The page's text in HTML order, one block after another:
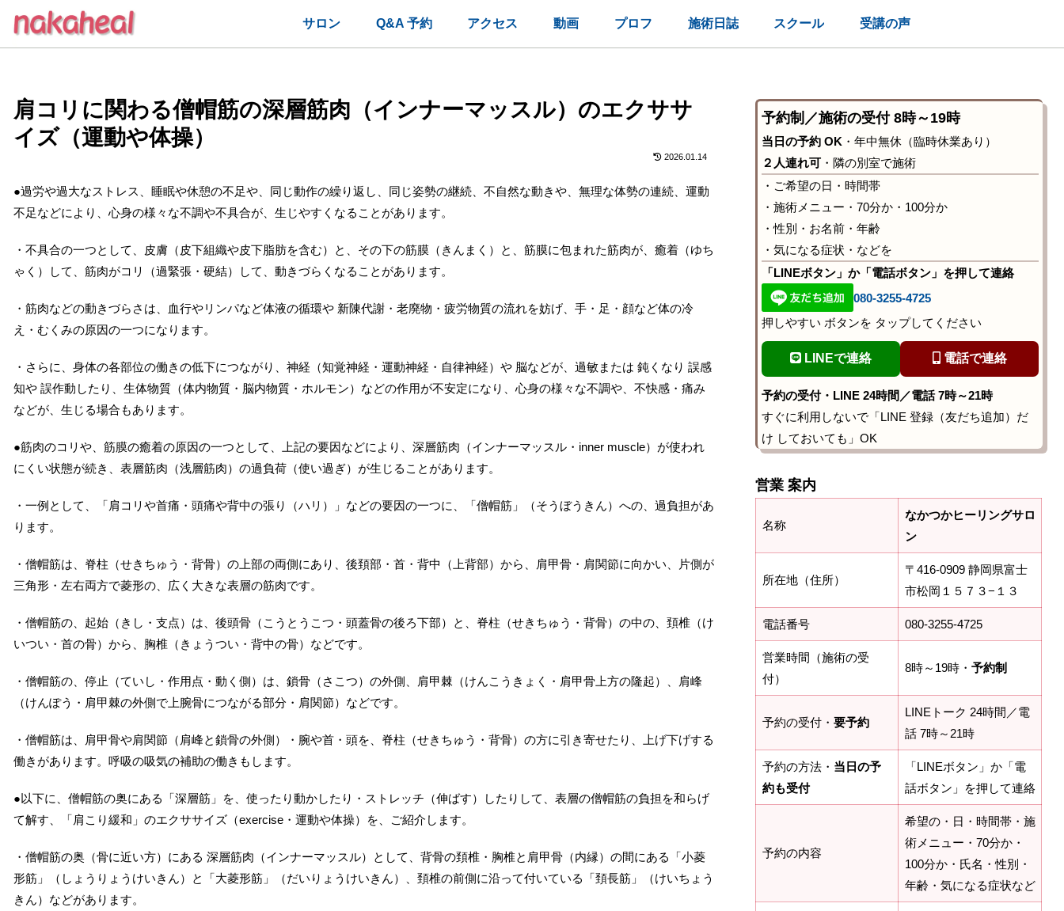
サロン Q&A 予約 アクセス 動画 プロフ 施術日誌 スクール 受講の声
肩コリに関わる僧帽筋の深層筋肉（インナーマッスル）のエクササ
イズ（運動や体操）
2026.01.14
●過労や過大なストレス、睡眠や休憩の不足や、同じ動作の繰り返し、同じ姿勢の継続、不自然な動きや、無理な体勢の連続、運動
不足などにより、心身の様々な不調や不具合が、生じやすくなることがあります。
・不具合の一つとして、皮膚（皮下組織や皮下脂肪を含む）と、その下の筋膜（きんまく）と、筋膜に包まれた筋肉が、癒着（ゆち
ゃく）して、筋肉がコリ（過緊張・硬結）して、動きづらくなることがあります。
・筋肉などの動きづらさは、血行やリンパなど体液の循環や 新陳代謝・老廃物・疲労物質の流れを妨げ、手・足・顔など体の冷
え・むくみの原因の一つになります。
・さらに、身体の各部位の働きの低下につながり、神経（知覚神経・運動神経・自律神経）や 脳などが、過敏または 鈍くなり 誤感
知や 誤作動したり、生体物質（体内物質・脳内物質・ホルモン）などの作用が不安定になり、心身の様々な不調や、不快感・痛み
などが、生じる場合もあります。
●筋肉のコリや、筋膜の癒着の原因の一つとして、上記の要因などにより、深層筋肉（インナーマッスル・inner muscle）が使われ
にくい状態が続き、表層筋肉（浅層筋肉）の過負荷（使い過ぎ）が生じることがあります。
・一例として、「肩コリや首痛・頭痛や背中の張り（ハリ）」などの要因の一つに、「僧帽筋」（そうぼうきん）への、過負担があ
ります。
・僧帽筋は、脊柱（せきちゅう・背骨）の上部の両側にあり、後頚部・首・背中（上背部）から、肩甲骨・肩関節に向かい、片側が
三角形・左右両方で菱形の、広く大きな表層の筋肉です。
・僧帽筋の、起始（きし・支点）は、後頭骨（こうとうこつ・頭蓋骨の後ろ下部）と、脊柱（せきちゅう・背骨）の中の、頚椎（け
いつい・首の骨）から、胸椎（きょうつい・背中の骨）などです。
・僧帽筋の、停止（ていし・作用点・動く側）は、鎖骨（さこつ）の外側、肩甲棘（けんこうきょく・肩甲骨上方の隆起）、肩峰
（けんぽう・肩甲棘の外側で上腕骨につながる部分・肩関節）などです。
・僧帽筋は、肩甲骨や肩関節（肩峰と鎖骨の外側）・腕や首・頭を、脊柱（せきちゅう・背骨）の方に引き寄せたり、上げ下げする
働きがあります。呼吸の吸気の補助の働きもします。
●以下に、僧帽筋の奥にある「深層筋」を、使ったり動かしたり・ストレッチ（伸ばす）したりして、表層の僧帽筋の負担を和らげ
て解す、「肩こり緩和」のエクササイズ（exercise・運動や体操）を、ご紹介します。
・僧帽筋の奥（骨に近い方）にある 深層筋肉（インナーマッスル）として、背骨の頚椎・胸椎と肩甲骨（内縁）の間にある「小菱
形筋」（しょうりょうけいきん）と「大菱形筋」（だいりょうけいきん）、頚椎の前側に沿って付いている「頚長筋」（けいちょう
きん）などがあります。
予約制／施術の受付 8時～19時
当日の予約 OK ・年中無休（臨時休業あり）
２人連れ可 ・隣の別室で施術
・ご希望の日・時間帯
・施術メニュー・70分か・100分か
・性別・お名前・年齢
・気になる症状・などを
「LINEボタン」か「電話ボタン」を押して連絡
080-3255-4725
押しやすい ボタンを タップしてください
LINEで連絡 電話で連絡
予約の受付・LINE 24時間／電話 7時～21時
すぐに利用しないで「LINE 登録（友だち追加）だ
け しておいても」OK
営業 案内
名称
なかつかヒーリングサロ
ン
所在地（住所）
〒416-0909 静岡県富士
市松岡１５７３−１３
電話番号 080-3255-4725
営業時間（施術の受
付）
8時～19時・ 予約制
予約の受付・ 要予約
LINEトーク 24時間／電
話 7時～21時
予約の方法・ 当日の予
約も受付
「LINEボタン」か「電
話ボタン」を押して連絡
予約の内容
希望の・日・時間帯・施
術メニュー・70分か・
100分か・氏名・性別・
年齢・気になる症状など